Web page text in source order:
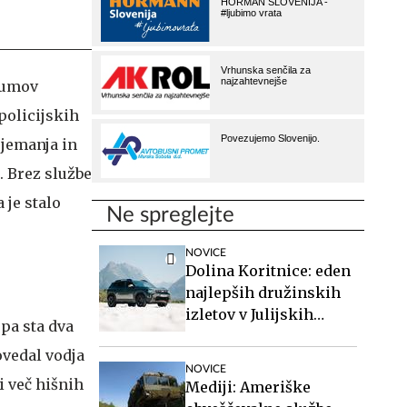
policijskih
in
Brez službe
je stalo
sta dva
vodja
več hišnih
Ne spreglejte
NOVICE
Dolina Koritnice: eden
najlepših družinskih
izletov v Julijskih
NOVICE
Mediji: Ameriške